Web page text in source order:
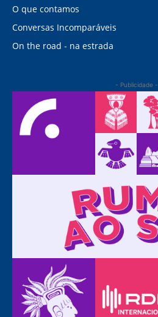
O que contamos
Conversas Incomparáveis
On the road - na estrada
- Publicidade -